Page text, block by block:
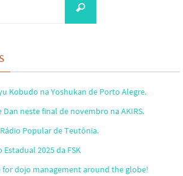
Search
Kobudo na Yoshukan de Porto Alegre.
Dan neste final de novembro na AKIRS.
Popular de Teutônia.
2025 da FSK
for dojo management around the globe!